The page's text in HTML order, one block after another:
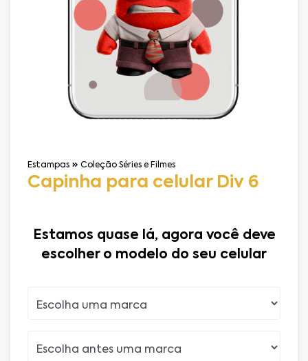
Estampas Coleção Séries e Filmes
Capinha para celular Div 6
Estamos quase lá, agora você deve
escolher o modelo do seu celular